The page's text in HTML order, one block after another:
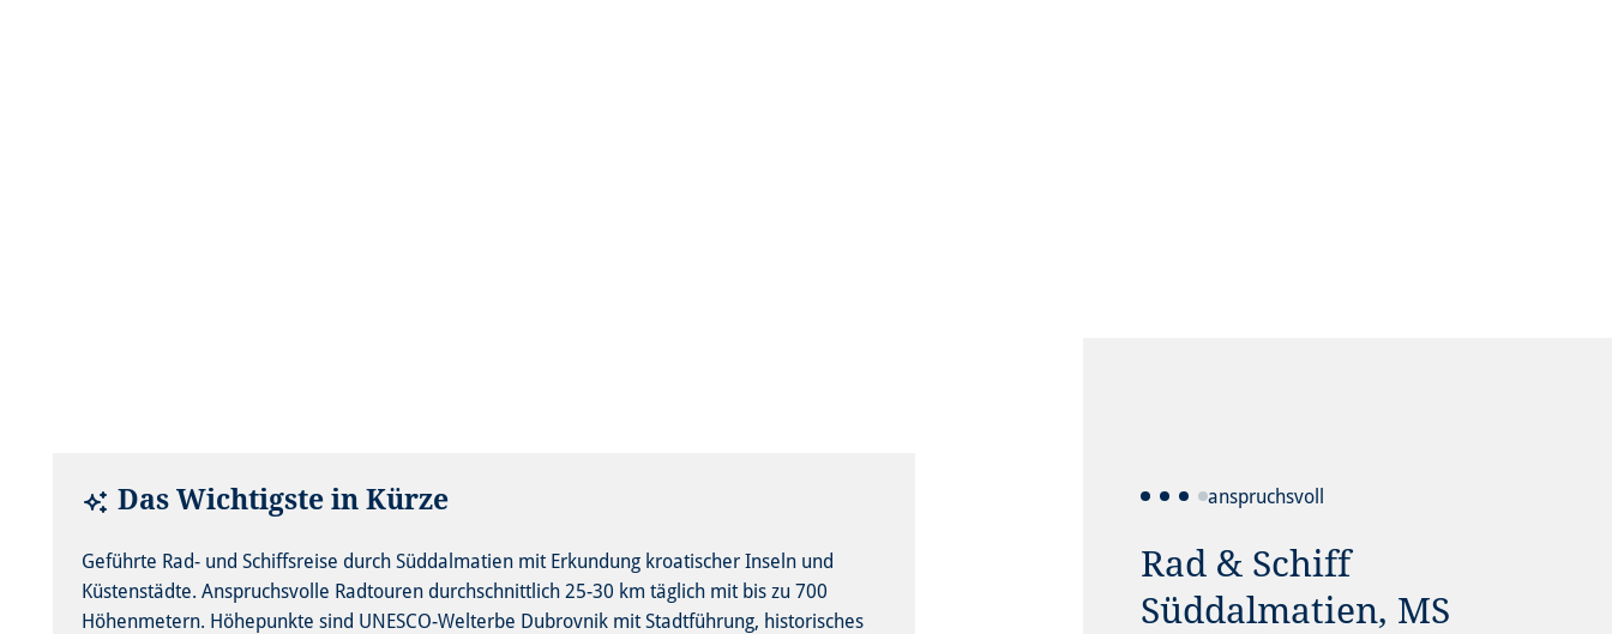
Das Wichtigste in Kürze
Geführte Rad- und Schiffsreise durch Süddalmatien mit Erkundung kroatischer Inseln und
Küstenstädte. Anspruchsvolle Radtouren durchschnittlich 25-30 km täglich mit bis zu 700
Höhenmetern. Höhepunkte sind UNESCO-Welterbe Dubrovnik mit Stadtführung, historisches
Rad & Schiff
Süddalmatien, MS
anspruchsvoll